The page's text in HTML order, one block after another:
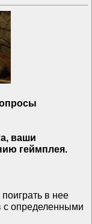
ваши
геймплея.
в нее
с определенными